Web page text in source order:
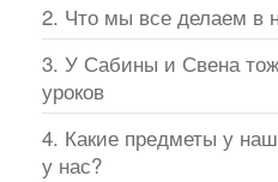
2. Что мы все делаем в
3. У Сабины и Свена
уроков
4. Какие предметы у
у нас?